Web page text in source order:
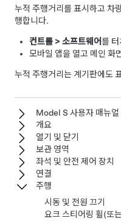
누적 주행거리를 표시하고 차
행합니다.
컨트롤 > 소프트웨어를
모바일 앱을 열고 메인 화
누적 주행거리는 계기판에도
Model S 사용자 매뉴얼
개요
열기 및 닫기
보관 영역
좌석 및 안전 제어 장치
연결
주행
시동 및 전원 끄기
요크 스티어링 휠(또